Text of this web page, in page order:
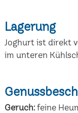
Lagerung
Joghurt ist direkt
im unteren
Geruch:feine